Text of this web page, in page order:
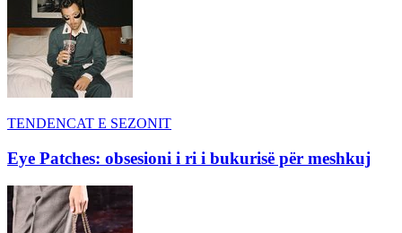
TENDENCAT E SEZONIT
Eye Patches: obsesioni i ri i bukurisë për meshkuj